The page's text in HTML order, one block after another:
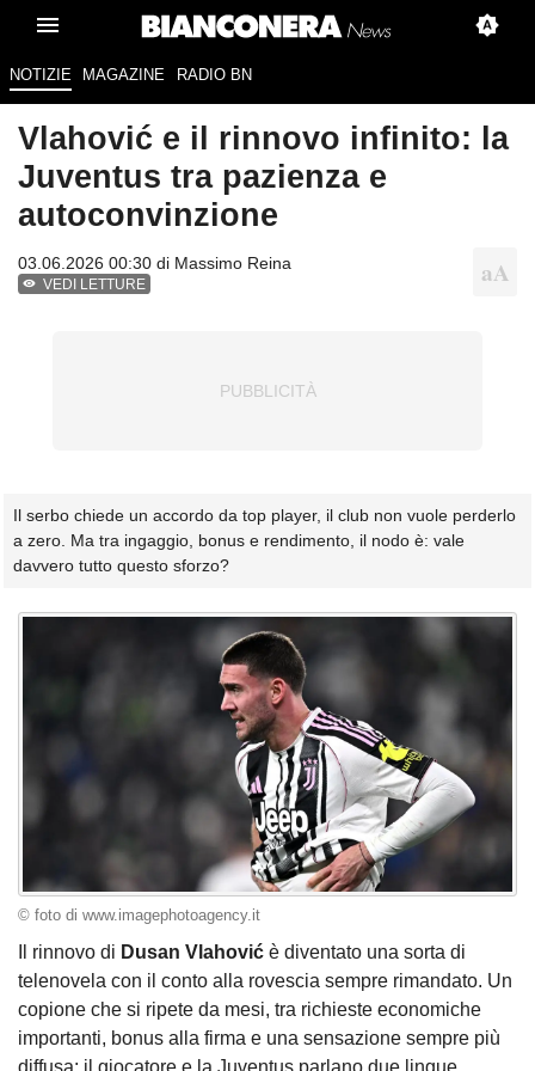
NOTIZIE MAGAZINE RADIO BN
Vlahović e il rinnovo infinito: la
Juventus tra pazienza e
autoconvinzione
03.06.2026 00:30 di Massimo Reina
VEDI LETTURE
Il serbo chiede un accordo da top player, il club non vuole perderlo
a zero. Ma tra ingaggio, bonus e rendimento, il nodo è: vale
davvero tutto questo sforzo?
© foto di www.imagephotoagency.it
Il rinnovo di Dusan Vlahović è diventato una sorta di
telenovela con il conto alla rovescia sempre rimandato. Un
copione che si ripete da mesi, tra richieste economiche
importanti, bonus alla firma e una sensazione sempre più